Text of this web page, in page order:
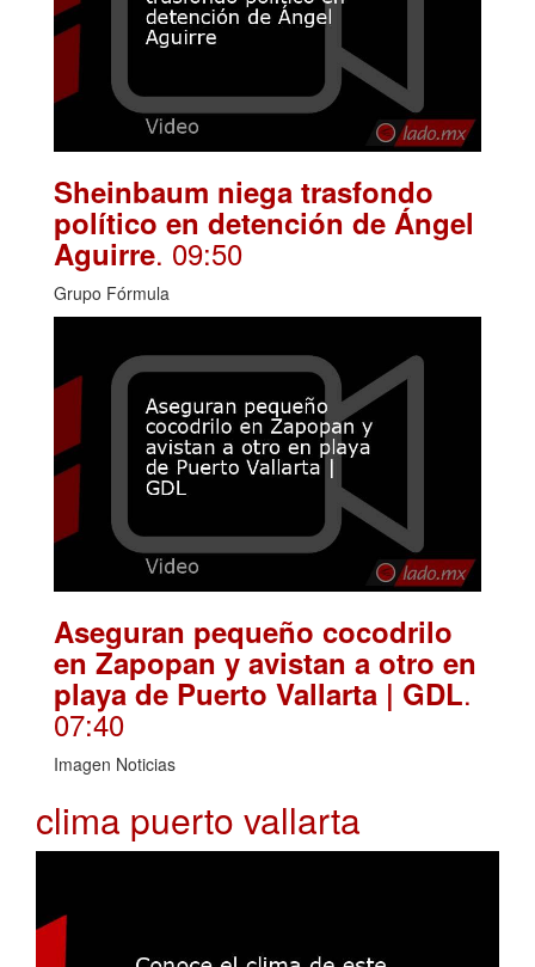
Sheinbaum niega trasfondo
político en detención de Ángel
Aguirre. 09:50
Grupo Fórmula
Aseguran pequeño cocodrilo
en Zapopan y avistan a otro en
playa de Puerto Vallarta | GDL.
07:40
Imagen Noticias
clima puerto vallarta